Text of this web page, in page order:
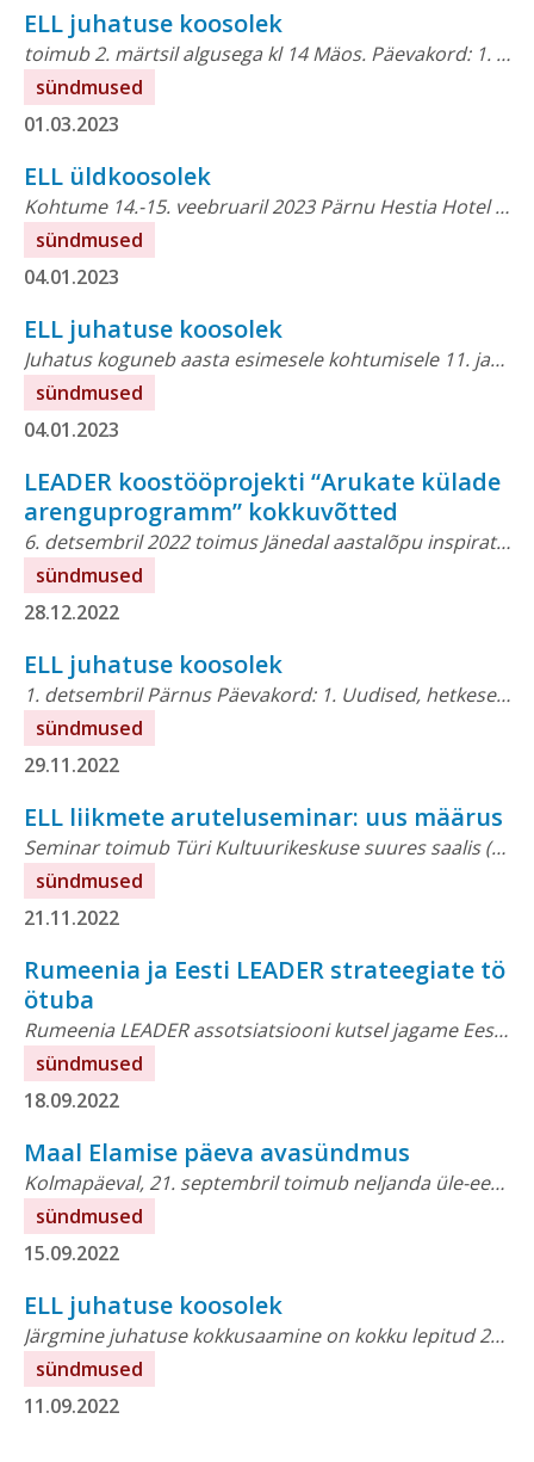
01.03.2023
ELL juhatuse koosolek
toimub 2. märtsil algusega kl 14 Mäos. Päevakord: 1. Uue perioodi määruse ja eelarve läbirääkimiste hetkeseis.2. Rural Pact Support Office loomine ja...
sündmused
04.01.2023
ELL üldkoosolek
Kohtume 14.-15. veebruaril 2023 Pärnu Hestia Hotel Strandis (A. H. Tammsaare pst 35, Pärnu).Päevakava Teisipäev, 14. veebruarSeminar — Aruteluseminar: uue rahastusperioodi ettevalmistused,...
sündmused
04.01.2023
ELL juhatuse koosolek
Juhatus koguneb aasta esimesele kohtumisele 11. jaanuaril kell 11 Tartus. Päevakord: 1. Uudised, hetkeseis, eelmiste otsuste täitmine 2. MEM kohtumine 25.01 –...
sündmused
28.12.2022
LEADER koostööprojekti “Arukate külade
arenguprogramm” kokkuvõtted
6. detsembril 2022 toimus Jänedal aastalõpu inspiratsiooniseminari “Arukad maapiirkonnad” raames arukate külade arenguprogrammi kokkuvõttev seminar. Seminari eesmärk on võtta kokku...
sündmused
29.11.2022
ELL juhatuse koosolek
1. detsembril Pärnus Päevakord: 1. Uudised, hetkeseis, eelmiste otsuste täitmine 2. Koostöölepe Kodukandi seltsiliste projektiga 3. Maal elamise päeva jätkamine4. Üldkoosoleku aeg ja koht Koosoleku protokoll...
sündmused
21.11.2022
ELL liikmete aruteluseminar: uus määrus
Seminar toimub Türi Kultuurikeskuse suures saalis (kohalesõidu juhised avanevad siit). Eesmärgiks on läbi arutada uue perioodi LEADER rakendusmääruse viimane versioon...
sündmused
18.09.2022
Rumeenia ja Eesti LEADER strateegiate tö
ötuba
Rumeenia LEADER assotsiatsiooni kutsel jagame Eesti kogemusi uue perioodi ettevalmistamisest 23. septembril kell 11-13 toimuval online üritusel. Eesti esinejad: —...
sündmused
15.09.2022
Maal Elamise päeva avasündmus
Kolmapäeval, 21. septembril toimub neljanda üle-eestilise Maal Elamise päeva avaseminar, kuhu on oodatud kõik koostööpartnerid, osalevate omavalitsuste ja meedia esindajad. Oru...
sündmused
11.09.2022
ELL juhatuse koosolek
Järgmine juhatuse kokkusaamine on kokku lepitud 27. septembriks. Päevakord Koosoleku protokoll Lähem info: Triin KallasEesti Leader Liittegevjuhttriin@leaderliit.eu
sündmused